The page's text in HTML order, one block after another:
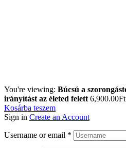
You're viewing: Búcsú a
irányítást az életed felett 6,900.00Ft
Kosárba teszem
Sign in Create an Account
Username or email *